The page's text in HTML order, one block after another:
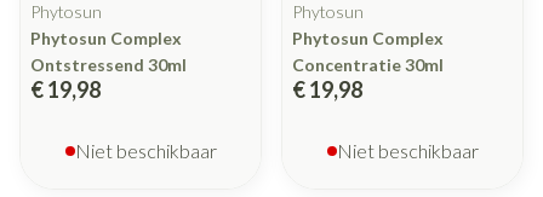
Phytosun
Phytosun Complex
Ontstressend 30ml
€ 19,98
Niet beschikbaar
Phytosun
Phytosun Complex
Concentratie 30ml
€ 19,98
Niet beschikbaar